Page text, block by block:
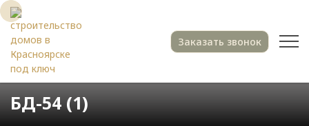
Заказать звонок
БД-54 (1)